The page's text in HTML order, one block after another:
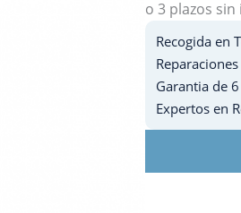
Ipad
2019
cantidad
o 3 plazos sin
Recogida en
Garantia de
Expertos en